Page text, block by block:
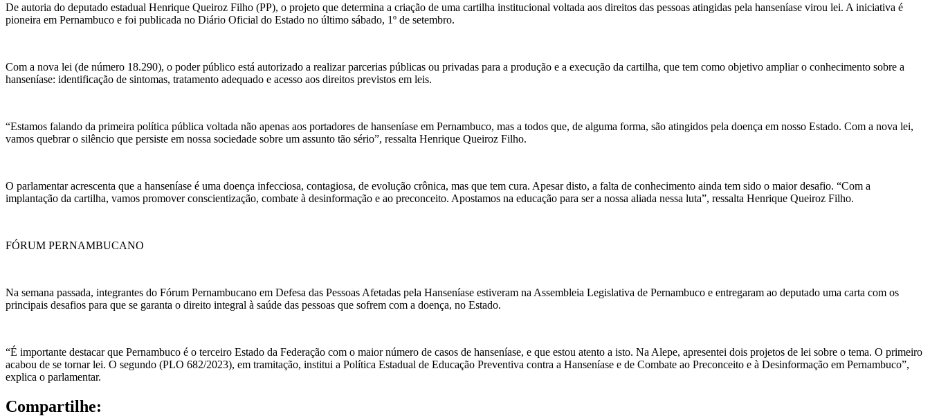
De autoria do deputado estadual Henrique Queiroz Filho (PP), o projeto que determina a criação de uma cartilha institucional voltada aos direitos das pessoas atingidas pela hanseníase virou lei. A iniciativa é
pioneira em Pernambuco e foi publicada no Diário Oficial do Estado no último sábado, 1º de setembro.
Com a nova lei (de número 18.290), o poder público está autorizado a realizar parcerias públicas ou privadas para a produção e a execução da cartilha, que tem como objetivo ampliar o conhecimento sobre a
hanseníase: identificação de sintomas, tratamento adequado e acesso aos direitos previstos em leis.
“Estamos falando da primeira política pública voltada não apenas aos portadores de hanseníase em Pernambuco, mas a todos que, de alguma forma, são atingidos pela doença em nosso Estado. Com a nova lei,
vamos quebrar o silêncio que persiste em nossa sociedade sobre um assunto tão sério”, ressalta Henrique Queiroz Filho.
O parlamentar acrescenta que a hanseníase é uma doença infecciosa, contagiosa, de evolução crônica, mas que tem cura. Apesar disto, a falta de conhecimento ainda tem sido o maior desafio. “Com a
implantação da cartilha, vamos promover conscientização, combate à desinformação e ao preconceito. Apostamos na educação para ser a nossa aliada nessa luta”, ressalta Henrique Queiroz Filho.
FÓRUM PERNAMBUCANO
Na semana passada, integrantes do Fórum Pernambucano em Defesa das Pessoas Afetadas pela Hanseníase estiveram na Assembleia Legislativa de Pernambuco e entregaram ao deputado uma carta com os
principais desafios para que se garanta o direito integral à saúde das pessoas que sofrem com a doença, no Estado.
“É importante destacar que Pernambuco é o terceiro Estado da Federação com o maior número de casos de hanseníase, e que estou atento a isto. Na Alepe, apresentei dois projetos de lei sobre o tema. O primeiro
acabou de se tornar lei. O segundo (PLO 682/2023), em tramitação, institui a Política Estadual de Educação Preventiva contra a Hanseníase e de Combate ao Preconceito e à Desinformação em Pernambuco”,
explica o parlamentar.
Compartilhe: